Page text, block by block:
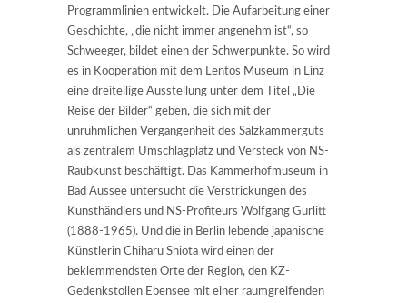
Programmlinien entwickelt. Die Aufarbeitung einer
Geschichte, „die nicht immer angenehm ist“, so
Schweeger, bildet einen der Schwerpunkte. So wird
es in Kooperation mit dem Lentos Museum in Linz
eine dreiteilige Ausstellung unter dem Titel „Die
Reise der Bilder“ geben, die sich mit der
unrühmlichen Vergangenheit des Salzkammerguts
als zentralem Umschlagplatz und Versteck von NS-
Raubkunst beschäftigt. Das Kammerhofmuseum in
Bad Aussee untersucht die Verstrickungen des
Kunsthändlers und NS-Profiteurs Wolfgang Gurlitt
(1888-1965). Und die in Berlin lebende japanische
Künstlerin Chiharu Shiota wird einen der
beklemmendsten Orte der Region, den KZ-
Gedenkstollen Ebensee mit einer raumgreifenden